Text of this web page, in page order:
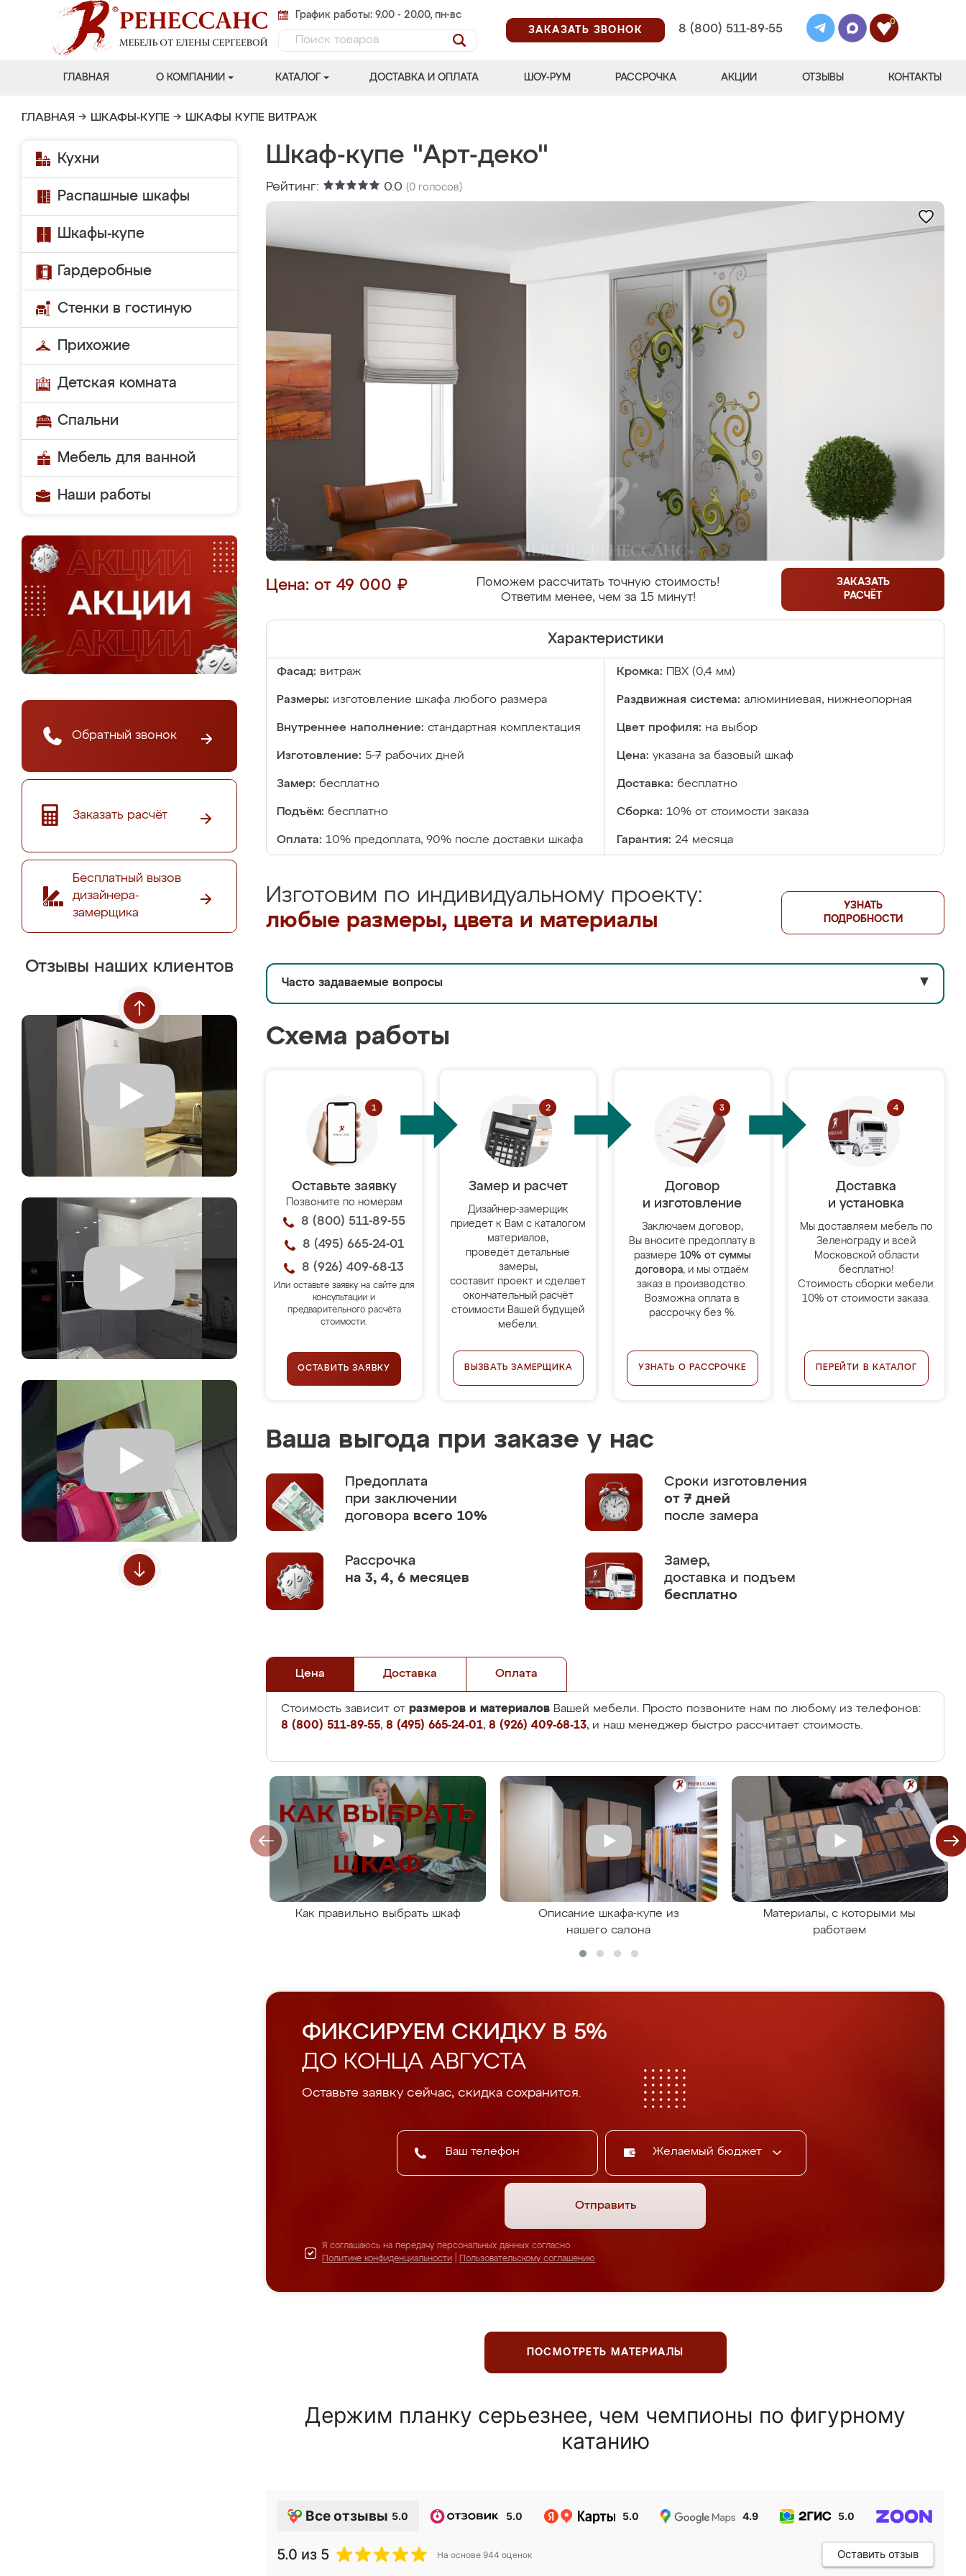
График работы: 9.00 - 20.00, пн-вс
ЗАКАЗАТЬ ЗВОНОК
8 (800) 511-89-55
0
ГЛАВНАЯ О КОМПАНИИ КАТАЛОГ ДОСТАВКА И ОПЛАТА ШОУ-РУМ РАССРОЧКА АКЦИИ ОТЗЫВЫ КОНТАКТЫ
ГЛАВНАЯ → ШКАФЫ-КУПЕ → ШКАФЫ КУПЕ ВИТРАЖ
Кухни
Распашные шкафы
Шкафы-купе
Гардеробные
Стенки в гостиную
Прихожие
Детская комната
Спальни
Мебель для ванной
Наши работы
Обратный звонок
Заказать расчёт
Бесплатный вызов
дизайнера-
замерщика
Отзывы наших клиентов
Шкаф-купе "Арт-деко"
Рейтинг: 0.0 (0 голосов)
Цена: от 49 000 ₽
Поможем рассчитать точную стоимость!
Ответим менее, чем за 15 минут!
ЗАКАЗАТЬ
РАСЧЁТ
Характеристики
Фасад: витраж Кромка: ПВХ (0,4 мм)
Размеры: изготовление шкафа любого размера Раздвижная система: алюминиевая, нижнеопорная
Внутреннее наполнение: стандартная комплектация Цвет профиля: на выбор
Изготовление: 5-7 рабочих дней Цена: указана за базовый шкаф
Замер: бесплатно Доставка: бесплатно
Подъём: бесплатно Сборка: 10% от стоимости заказа
Оплата: 10% предоплата, 90% после доставки шкафа Гарантия: 24 месяца
Изготовим по индивидуальному проекту:
любые размеры, цвета и материалы
УЗНАТЬ
ПОДРОБНОСТИ
Часто задаваемые вопросы ▼
Схема работы
Оставьте заявку
Позвоните по номерам
8 (800) 511-89-55
8 (495) 665-24-01
8 (926) 409-68-13
Или оставьте заявку на сайте для
консультации и
предварительного расчёта
стоимости.
ОСТАВИТЬ ЗАЯВКУ
Замер и расчет
Дизайнер-замерщик
приедет к Вам с каталогом
материалов,
проведёт детальные
замеры,
составит проект и сделает
окончательный расчёт
стоимости Вашей будущей
мебели.
ВЫЗВАТЬ ЗАМЕРЩИКА
Договор
и изготовление
Заключаем договор,
Вы вносите предоплату в
размере 10% от суммы
договора, и мы отдаём
заказ в производство.
Возможна оплата в
рассрочку без %.
УЗНАТЬ О РАССРОЧКЕ
Доставка
и установка
Мы доставляем мебель по
Зеленограду и всей
Московской области
бесплатно!
Стоимость сборки мебели:
10% от стоимости заказа.
ПЕРЕЙТИ В КАТАЛОГ
Ваша выгода при заказе у нас
Предоплата
при заключении
договора всего 10%
Сроки изготовления
от 7 дней
после замера
Рассрочка
на 3, 4, 6 месяцев
Замер,
доставка и подъем
бесплатно
Цена Доставка Оплата
Стоимость зависит от размеров и материалов Вашей мебели. Просто позвоните нам по любому из телефонов:
8 (800) 511-89-55, 8 (495) 665-24-01, 8 (926) 409-68-13, и наш менеджер быстро рассчитает стоимость.
Как правильно выбрать шкаф
Описание шкафа-купе из
нашего салона
Материалы, с которыми мы
работаем
ФИКСИРУЕМ СКИДКУ В 5%
ДО КОНЦА АВГУСТА
Оставьте заявку сейчас, скидка сохранится.
Желаемый бюджет
Отправить
Я соглашаюсь на передачу персональных данных согласно
Политике конфиденциальности
Пользовательскому соглашению
ПОСМОТРЕТЬ МАТЕРИАЛЫ
Держим планку серьезнее, чем чемпионы по фигурному
катанию
Все отзывы 5.0 5.0 5.0 4.9 5.0
5.0 из 5 На основе 944 оценок Оставить отзыв